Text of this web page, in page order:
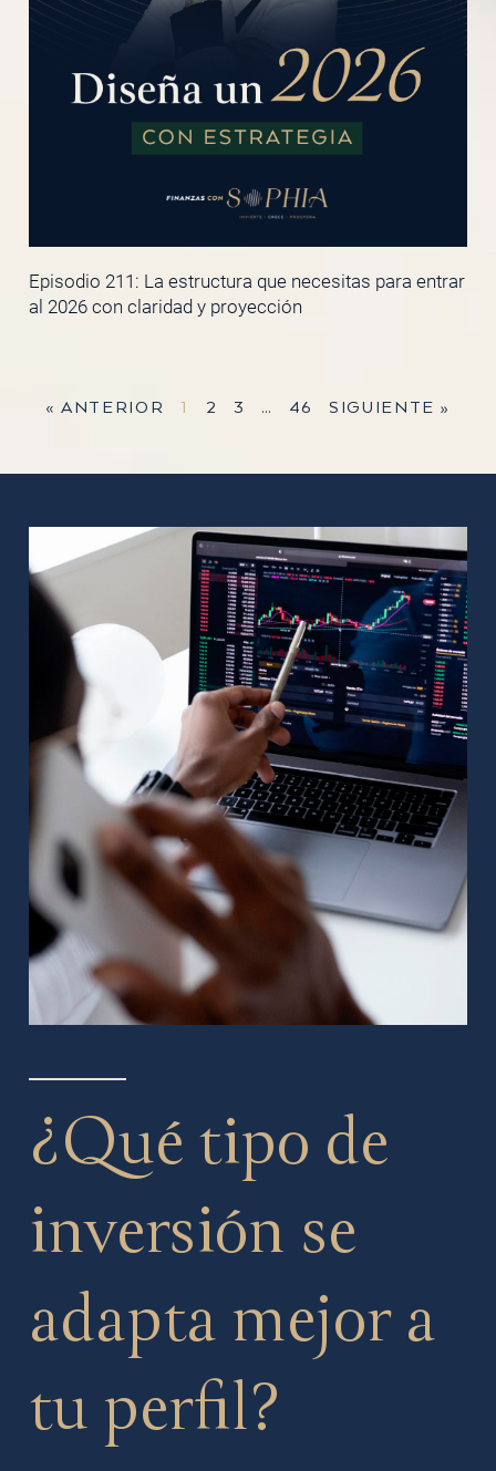
Episodio 211: La estructura que necesitas para entrar
al 2026 con claridad y proyección
« ANTERIOR 1 2 3 … 46 SIGUIENTE »
¿Qué tipo de
inversión se
adapta mejor a
tu perfil?